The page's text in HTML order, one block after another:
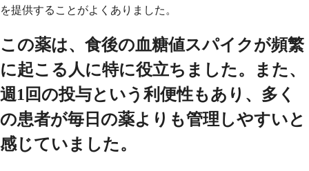
を提供することがよくありました。
この薬は、食後の血糖値スパイクが頻繁
に起こる人に特に役立ちました。また、
週1回の投与という利便性もあり、多く
の患者が毎日の薬よりも管理しやすいと
感じていました。